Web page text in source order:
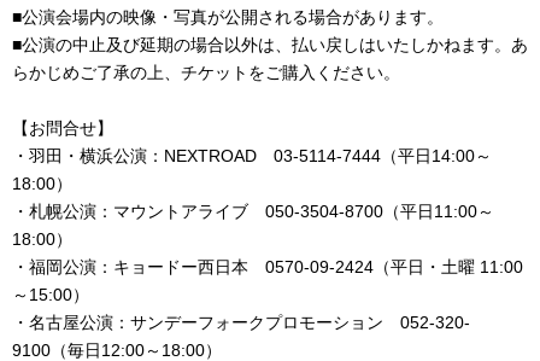
■公演会場内の映像・写真が公開される場合があります。
■公演の中止及び延期の場合以外は、払い戻しはいたしかねます。あ
らかじめご了承の上、チケットをご購入ください。
【お問合せ】
・羽田・横浜公演：NEXTROAD 03-5114-7444（平日14:00～
18:00）
・札幌公演：マウントアライブ 050-3504-8700（平日11:00～
18:00）
・福岡公演：キョードー西日本 0570-09-2424（平日・土曜 11:00
～15:00）
・名古屋公演：サンデーフォークプロモーション 052-320-
9100（毎日12:00～18:00）